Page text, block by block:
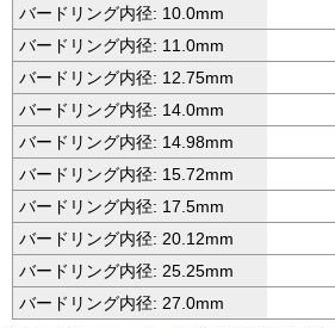
バードリング内径: 10.0mm
バードリング内径: 11.0mm
バードリング内径: 12.75mm
バードリング内径: 14.0mm
バードリング内径: 14.98mm
バードリング内径: 15.72mm
バードリング内径: 17.5mm
バードリング内径: 20.12mm
バードリング内径: 25.25mm
バードリング内径: 27.0mm